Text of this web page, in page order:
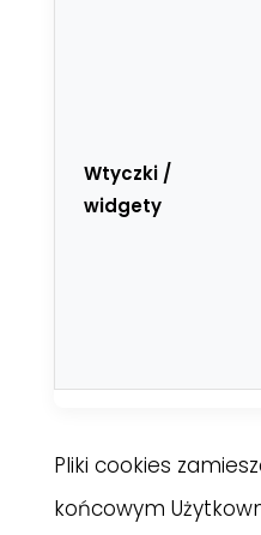
Wtyczki /
widgety
Pliki cookies
końcowym